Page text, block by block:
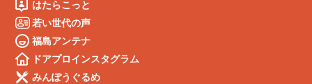
はたらこっと
若い世代の声
福島アンテナ
ドアプロインスタグラム
みんぽうぐるめ